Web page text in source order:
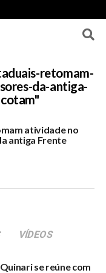
retomam-
da-antiga-
atividade no
antiga Frente
VÍDEOS
se reúne com